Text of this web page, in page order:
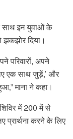
साथ इन युवाओं के
दिया।
परिवारों, अपने
एक साथ जुड़ें,’ और
माना ने कहा।
में 200 में से
करने के लिए